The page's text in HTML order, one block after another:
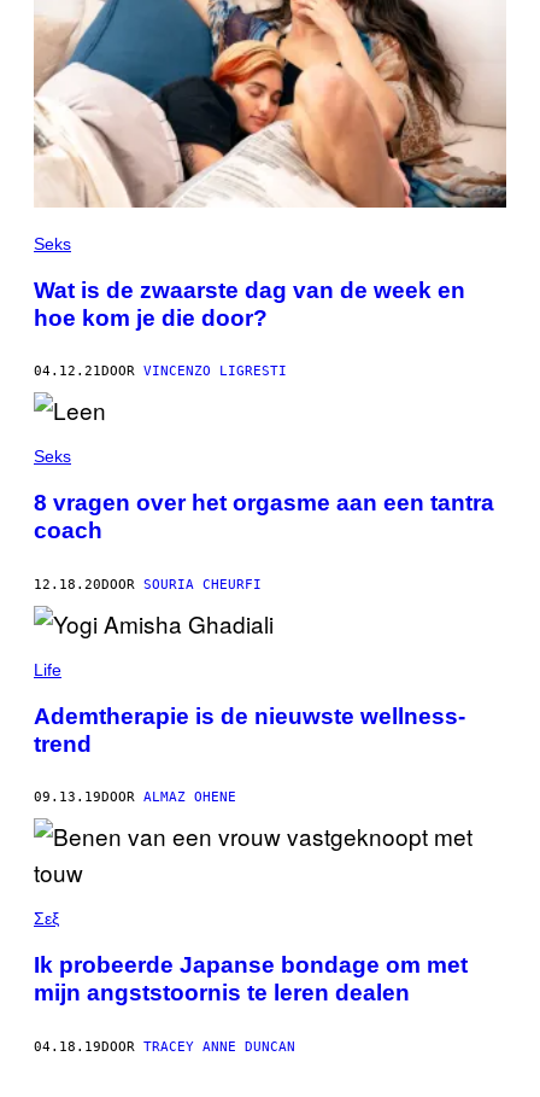
Seks
Wat is de zwaarste dag van de week en
hoe kom je die door?
04.12.21DOOR VINCENZO LIGRESTI
Seks
8 vragen over het orgasme aan een tantra
coach
12.18.20DOOR SOURIA CHEURFI
Life
Ademtherapie is de nieuwste wellness-
trend
09.13.19DOOR ALMAZ OHENE
Σεξ
Ik probeerde Japanse bondage om met
mijn angststoornis te leren dealen
04.18.19DOOR TRACEY ANNE DUNCAN